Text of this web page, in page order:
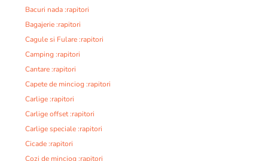
Bacuri nada :rapitori
Bagajerie :rapitori
Cagule si Fulare :rapitori
Camping :rapitori
Cantare :rapitori
Capete de minciog :rapitori
Carlige :rapitori
Carlige offset :rapitori
Carlige speciale :rapitori
Cicade :rapitori
Cozi de minciog :rapitori